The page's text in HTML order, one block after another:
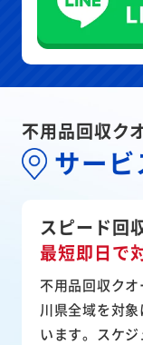
不用品回収ク
サー
スピード回
最短即日で
不用品回収ク
川県全域を対
います。スケ